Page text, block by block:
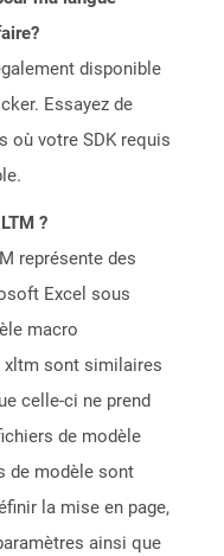
disponible
Essayez de
où votre SDK requis
?
représente des
Excel sous
macro
sont similaires
celle-ci ne prend
de modèle
de modèle sont
la mise en page,
ainsi que